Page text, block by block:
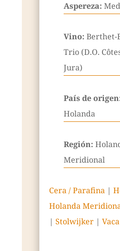
Aspereza:
Vino: Berthet-
Trio (D.O.
Jura)
País de
Holanda
Región:
Meridional
Cera / Parafina|
Holanda
| Stolwijker| Vaca